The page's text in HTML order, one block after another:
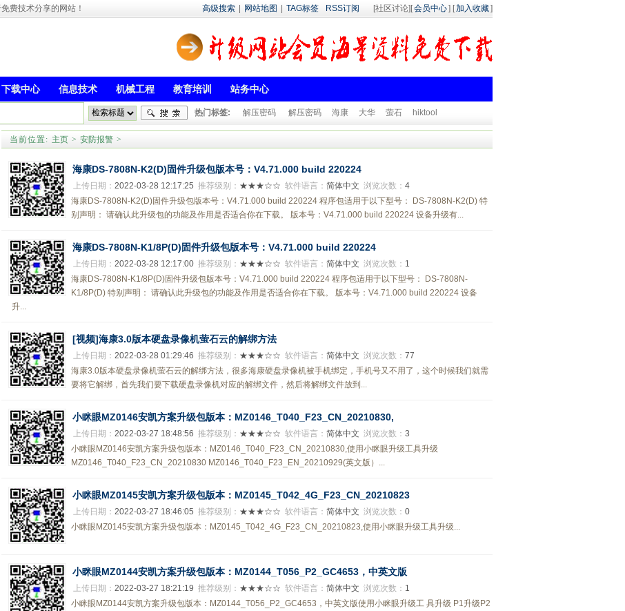
费技术分享的网站！ 高级搜索 网站地图 TAG标签 RSS订阅 [社区讨论][会员中心] [加入收藏]
下载中心 信息技术 机械工程 教育培训 站务中心
热门标签: 解压密码 解压密码 海康 大华 萤石 hiktool
当前位置: 主页 > 安防报警 >
海康DS-7808N-K2(D)固件升级包版本号：V4.71.000 build 220224
上传日期： 2022-03-28 12:17:25 推荐级别： ★★★☆☆ 软件语言： 简体中文 浏览次数： 4
海康DS-7808N-K2(D)固件升级包版本号：V4.71.000 build 220224 程序包适用于以下型号： DS-7808N-K2(D) 特
别声明： 请确认此升级包的功能及作用是否适合你在下载。 版本号：V4.71.000 build 220224 设备升级有...
海康DS-7808N-K1/8P(D)固件升级包版本号：V4.71.000 build 220224
上传日期： 2022-03-28 12:17:00 推荐级别： ★★★☆☆ 软件语言： 简体中文 浏览次数： 1
海康DS-7808N-K1/8P(D)固件升级包版本号：V4.71.000 build 220224 程序包适用于以下型号： DS-7808N-
K1/8P(D) 特别声明： 请确认此升级包的功能及作用是否适合你在下载。 版本号：V4.71.000 build 220224 设备
升...
[视频]海康3.0版本硬盘录像机萤石云的解绑方法
上传日期： 2022-03-28 01:29:46 推荐级别： ★★★☆☆ 软件语言： 简体中文 浏览次数： 77
海康3.0版本硬盘录像机萤石云的解绑方法，很多海康硬盘录像机被手机绑定，手机号又不用了，这个时候我们就需
要将它解绑，首先我们要下载硬盘录像机对应的解绑文件，然后将解绑文件放到...
小眯眼MZ0146安凯方案升级包版本：MZ0146_T040_F23_CN_20210830,
上传日期： 2022-03-27 18:48:56 推荐级别： ★★★☆☆ 软件语言： 简体中文 浏览次数： 3
小眯眼MZ0146安凯方案升级包版本：MZ0146_T040_F23_CN_20210830,使用小眯眼升级工具升级
MZ0146_T040_F23_CN_20210830 MZ0146_T040_F23_EN_20210929(英文版）...
小眯眼MZ0145安凯方案升级包版本：MZ0145_T042_4G_F23_CN_20210823
上传日期： 2022-03-27 18:46:05 推荐级别： ★★★☆☆ 软件语言： 简体中文 浏览次数： 0
小眯眼MZ0145安凯方案升级包版本：MZ0145_T042_4G_F23_CN_20210823,使用小眯眼升级工具升级...
小眯眼MZ0144安凯方案升级包版本：MZ0144_T056_P2_GC4653，中英文版
上传日期： 2022-03-27 18:21:19 推荐级别： ★★★☆☆ 软件语言： 简体中文 浏览次数： 1
小眯眼MZ0144安凯方案升级包版本：MZ0144_T056_P2_GC4653，中英文版使用小眯眼升级工 具升级 P1升级P2